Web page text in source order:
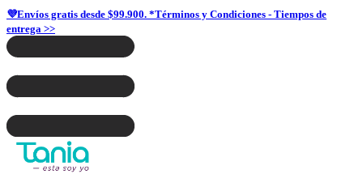
💜Envíos gratis desde $99.900. *Términos y Condiciones - Tiempos de
entrega >>